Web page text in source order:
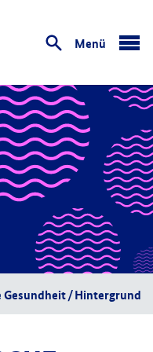
Menü
Gesundheit Hintergrund